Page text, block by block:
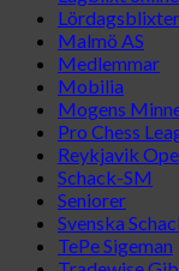
Malmö AS
Medlemmar
Mobilia
Mogens
Pro Chess
Reykjavik
Schack-SM
Seniorer
Svenska
TePe Sigeman